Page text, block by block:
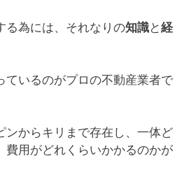
る為には、それなりの知識と経
ているのがプロの不動産業者で
ンからキリまで存在し、一体ど
費用がどれくらいかかるのかが